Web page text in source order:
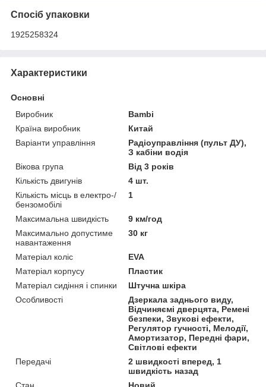
Спосіб упаковки
1925258324
Характеристики
Основні
Виробник
Bambi
Країна виробник
Китай
Варіанти управління
Радіоуправління (пульт ДУ),
З кабіни водія
Вікова група
Від 3 років
Кількість двигунів
4 шт.
Кількість місць в електро-/
бензомобілі
1
Максимальна швидкість
9 км/год
Максимально допустиме
навантаження
30 кг
Матеріал коліс
EVA
Матеріал корпусу
Пластик
Матеріал сидіння і спинки
Штучна шкіра
Особливості
Дзеркала заднього виду,
Відчиняємі дверцята, Ремені
безпеки, Звукові ефекти,
Регулятор гучності, Мелодії,
Амортизатор, Передні фари,
Світлові ефекти
Передачі
2 швидкості вперед, 1
швидкість назад
Стан
Новий